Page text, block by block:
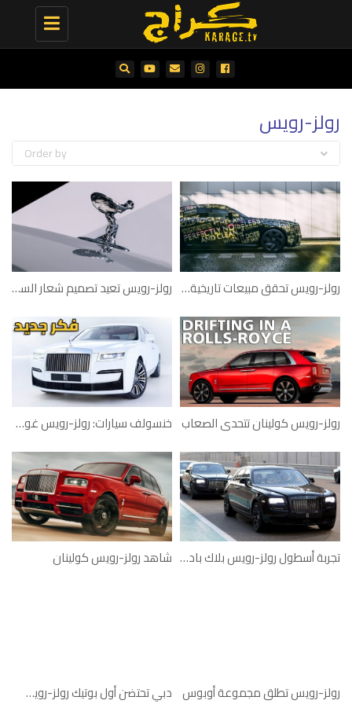
Toggle
navigation
رولز-رويس
Order by
رولز-رويس تعيد تصميم شعار السيدة المجنّحة لتعزيز الديناميكية الهوائية رولز-رويس تحقق مبيعات تاريخية في 2021
خنسولف سيارات: رولز-رويس غوست بحلّة جديدة رولز-رويس كولينان تتحدى الصعاب
شاهد رولز-رويس كولينان تجربة أسطول رولز-رويس بلاك بادج على حلبة مرسى ياس
دبي تحتضن أول بوتيك رولز-رويس في العالم رولز-رويس تطلق مجموعة أوبوس